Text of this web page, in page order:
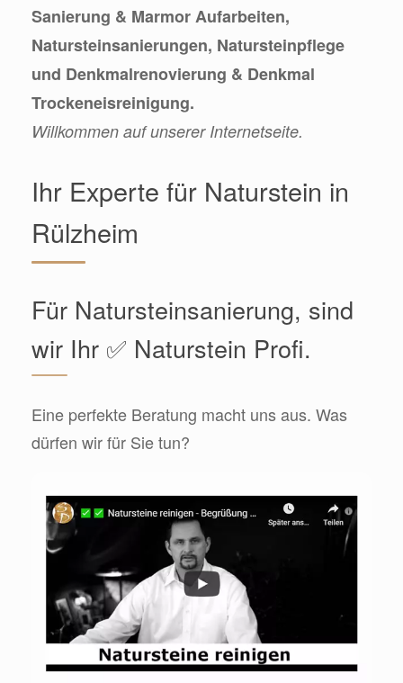
Sanierung & Marmor Aufarbeiten,
Natursteinsanierungen, Natursteinpflege
und Denkmalrenovierung & Denkmal
Trockeneisreinigung.
Willkommen auf unserer Internetseite.
Ihr Experte für Naturstein in
Rülzheim
Für Natursteinsanierung, sind
wir Ihr ✅ Naturstein Profi.
Eine perfekte Beratung macht uns aus. Was
dürfen wir für Sie tun?